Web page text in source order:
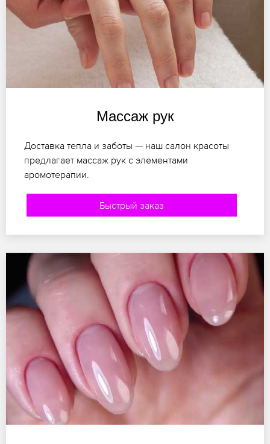
Массаж рук
Доставка тепла и заботы — наш салон красоты
предлагает массаж рук с элементами
аромотерапии.
Быстрый заказ